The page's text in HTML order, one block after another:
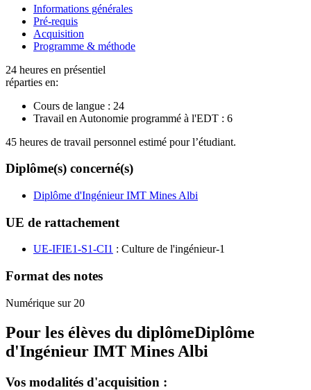
Informations générales
Pré-requis
Acquisition
Programme & méthode
24 heures en présentiel
réparties en:
Cours de langue : 24
Travail en Autonomie programmé à l'EDT : 6
45 heures de travail personnel estimé pour l’étudiant.
Diplôme(s) concerné(s)
Diplôme d'Ingénieur IMT Mines Albi
UE de rattachement
UE-IFIE1-S1-CI1 : Culture de l'ingénieur-1
Format des notes
Numérique sur 20
Pour les élèves du diplômeDiplôme
d'Ingénieur IMT Mines Albi
Vos modalités d'acquisition :